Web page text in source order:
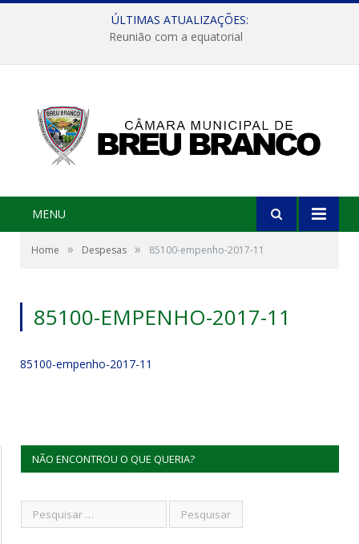
ÚLTIMAS ATUALIZAÇÕES:
Reunião com a equatorial
MENU
Home » Despesas » 85100-empenho-2017-11
85100-EMPENHO-2017-11
85100-empenho-2017-11
NÃO ENCONTROU O QUE QUERIA?